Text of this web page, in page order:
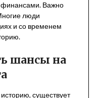
финансами. Важно
люди
и со временем
шансы на
существует